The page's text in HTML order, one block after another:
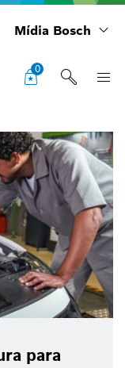
Mídia Bosch
0
para